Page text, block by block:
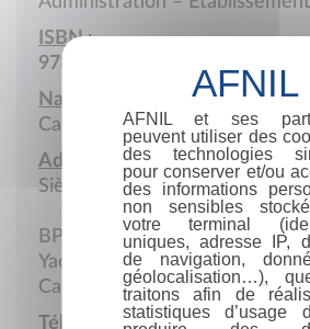
ISBN :
978-2-909644
Nationalité :
Cameroun
Adresse :
Siège social
BP 7094
Yaoundé
Cameroun
Téléphone :
AFNIL et ses
peuvent utiliser des
des technologies
pour conserver et/ou
des informations
non sensibles
votre terminal
uniques, adresse IP,
de navigation,
géolocalisation…),
traitons afin de
statistiques d’usage